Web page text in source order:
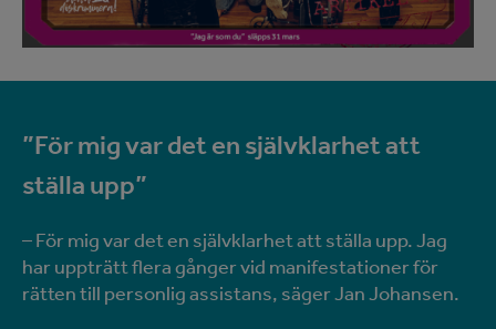
”För mig var det en självklarhet att
ställa upp”
– För mig var det en självklarhet att ställa upp. Jag
har uppträtt flera gånger vid manifestationer för
rätten till personlig assistans, säger Jan Johansen.